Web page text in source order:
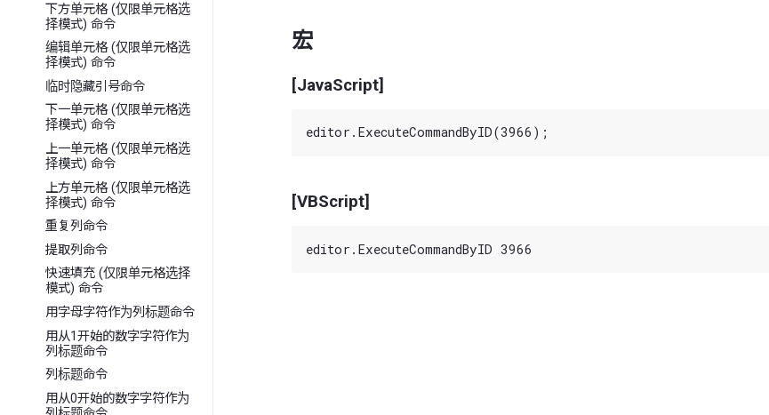
下方单元格 (仅限单元格选
择模式) 命令
编辑单元格 (仅限单元格选
择模式) 命令
临时隐藏引号命令
下一单元格 (仅限单元格选
择模式) 命令
上一单元格 (仅限单元格选
择模式) 命令
上方单元格 (仅限单元格选
择模式) 命令
重复列命令
提取列命令
快速填充 (仅限单元格选择
模式) 命令
用字母字符作为列标题命令
用从1开始的数字字符作为
列标题命令
列标题命令
用从0开始的数字字符作为
宏
[JavaScript]
[VBScript]